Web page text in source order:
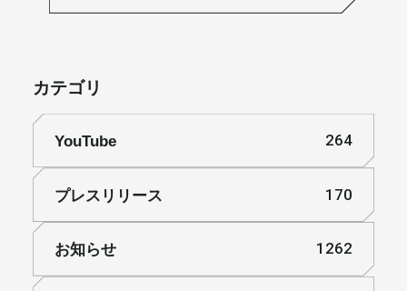
カテゴリ
YouTube 264
プレスリリース 170
お知らせ 1262